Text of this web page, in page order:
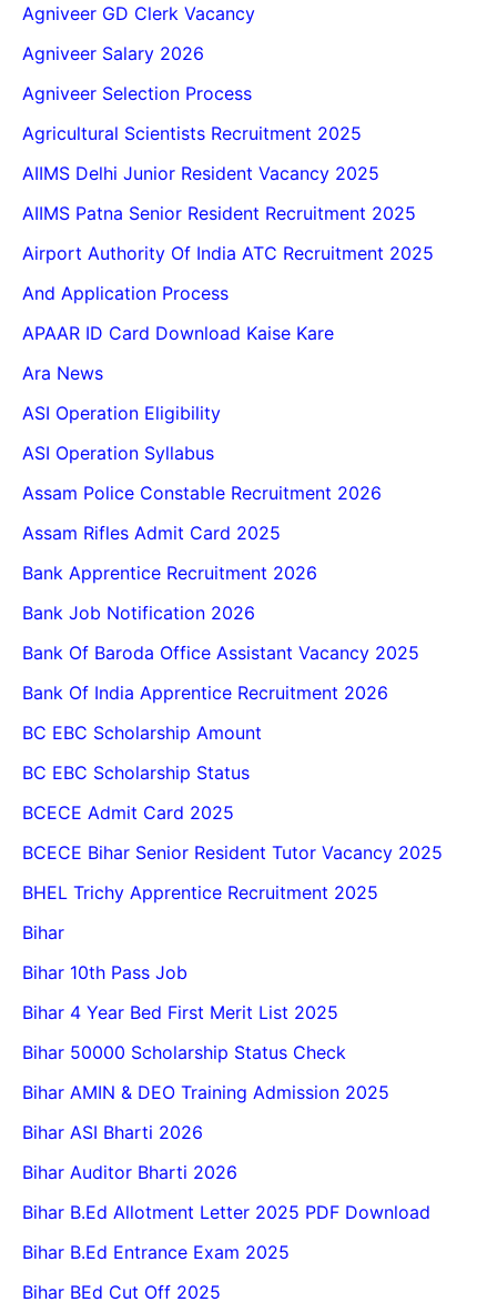
Agniveer GD Clerk Vacancy
Agniveer Salary 2026
Agniveer Selection Process
Agricultural Scientists Recruitment 2025
AIIMS Delhi Junior Resident Vacancy 2025
AIIMS Patna Senior Resident Recruitment 2025
Airport Authority Of India ATC Recruitment 2025
And Application Process
APAAR ID Card Download Kaise Kare
Ara News
ASI Operation Eligibility
ASI Operation Syllabus
Assam Police Constable Recruitment 2026
Assam Rifles Admit Card 2025
Bank Apprentice Recruitment 2026
Bank Job Notification 2026
Bank Of Baroda Office Assistant Vacancy 2025
Bank Of India Apprentice Recruitment 2026
BC EBC Scholarship Amount
BC EBC Scholarship Status
BCECE Admit Card 2025
BCECE Bihar Senior Resident Tutor Vacancy 2025
BHEL Trichy Apprentice Recruitment 2025
Bihar
Bihar 10th Pass Job
Bihar 4 Year Bed First Merit List 2025
Bihar 50000 Scholarship Status Check
Bihar AMIN & DEO Training Admission 2025
Bihar ASI Bharti 2026
Bihar Auditor Bharti 2026
Bihar B.Ed Allotment Letter 2025 PDF Download
Bihar B.Ed Entrance Exam 2025
Bihar BEd Cut Off 2025